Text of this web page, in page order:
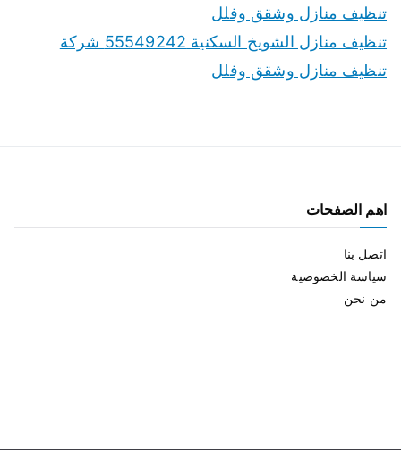
تنظيف منازل وشقق وفلل
تنظيف منازل الشويخ السكنية 55549242 شركة
تنظيف منازل وشقق وفلل
اهم الصفحات
اتصل بنا
سياسة الخصوصية
من نحن